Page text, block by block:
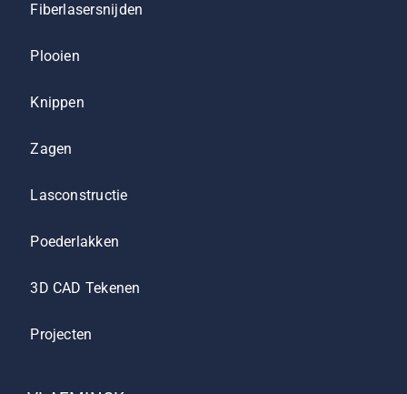
Fiberlasersnijden
Plooien
Knippen
Zagen
Lasconstructie
Poederlakken
3D CAD Tekenen
Projecten